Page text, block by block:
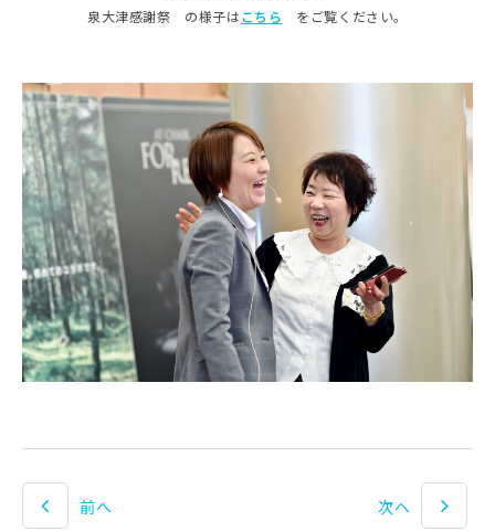
泉大津感謝祭 の様子は こちら をご覧ください。
前へ 次へ